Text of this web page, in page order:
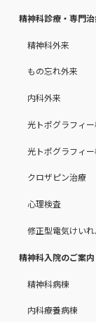
精神科診療・専門
精神科外来
もの忘れ外来
内科外来
光トポグラフィー
光トポグラフィ
クロザピン治療
心理検査
修正型電気けいれ
精神科入院のご案内
精神科病棟
内科療養病棟